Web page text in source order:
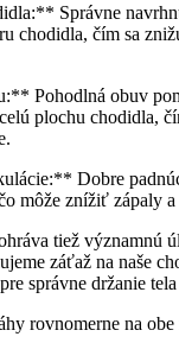
Správne
chodidla, čím sa
Pohodlná obuv
plochu chodidla,
Dobre
môže znížiť zápaly a
tiež významnú
záťaž na naše
správne držanie tela
rovnomerne na